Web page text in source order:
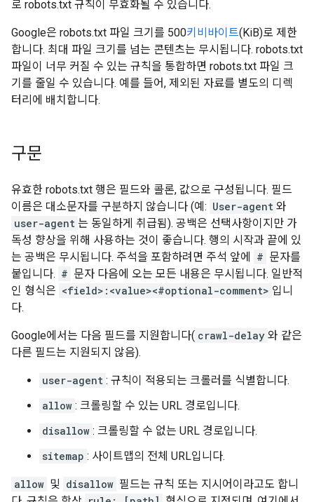
로 robots.txt 규칙이 무효화될 수 있습니다.
Google은 robots.txt 파일 크기를 500키비바이트(KiB)로 제한
합니다. 최대 파일 크기를 넘는 콘텐츠는 무시됩니다. robots.txt
파일이 너무 커질 수 있는 규칙을 통합하면 robots.txt 파일 크
기를 줄일 수 있습니다. 예를 들어, 제외된 자료를 별도의 디렉
터리에 배치합니다.
구문
유효한 robots.txt 행은 필드와 콜론, 값으로 구성됩니다. 필드
이름은 대소문자를 구분하지 않습니다 (예: User-agent 와
user-agent 는 동일하게 취급됨). 공백은 선택사항이지만 가
독성 향상을 위해 사용하는 것이 좋습니다. 행의 시작과 끝에 있
는 공백은 무시됩니다. 주석을 포함하려면 주석 앞에
# 문자를
붙입니다. # 문자 다음에 오는 모든 내용은 무시됩니다. 일반적
인 형식은 <field>:<value><#optional-comment> 입니
다.
Google에서는 다음 필드를 지원합니다( crawl-delay 와 같은
다른 필드는 지원되지 않음).
user-agent : 규칙이 적용되는 크롤러를 식별합니다.
allow : 크롤링할 수 있는 URL 경로입니다.
disallow : 크롤링할 수 없는 URL 경로입니다.
sitemap : 사이트맵의 전체 URL입니다.
allow 및 disallow 필드는 규칙 또는 지시어이라고도 합니